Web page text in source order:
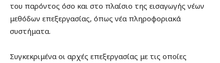
του παρόντος όσο και στο πλαίσιο της εισαγωγής νέων
μεθόδων επεξεργασίας, όπως νέα πληροφοριακά
συστήματα.
Συγκεκριμένα οι αρχές επεξεργασίας με τις οποίες